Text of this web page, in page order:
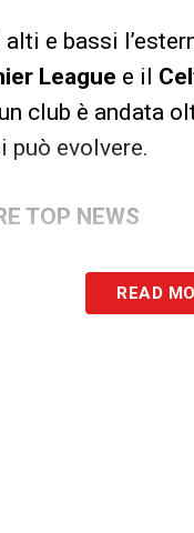
e bassi
League e il
club è andata
può evolvere.
TOP NEWS
READ